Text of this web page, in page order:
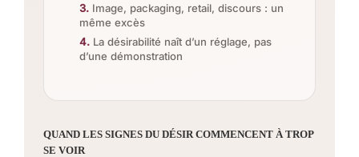
Image, packaging, retail, discours : un
même excès
La désirabilité naît d’un réglage, pas
d’une démonstration
QUAND LES SIGNES DU DÉSIR COMMENCENT À TROP
SE VOIR